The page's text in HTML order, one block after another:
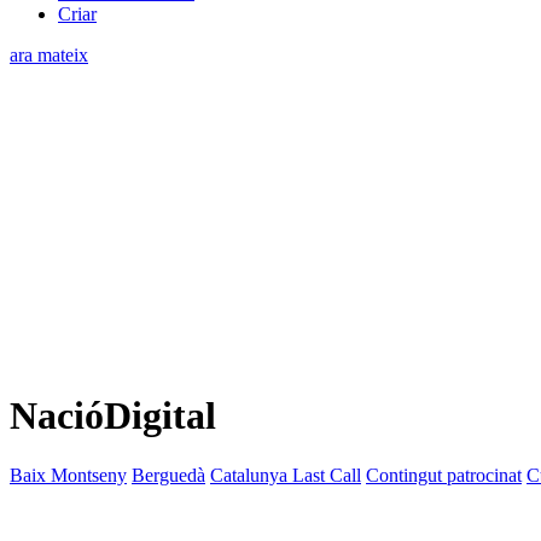
Criar
ara mateix
NacióDigital
Baix Montseny Berguedà Catalunya Last Call Contingut patrocinat